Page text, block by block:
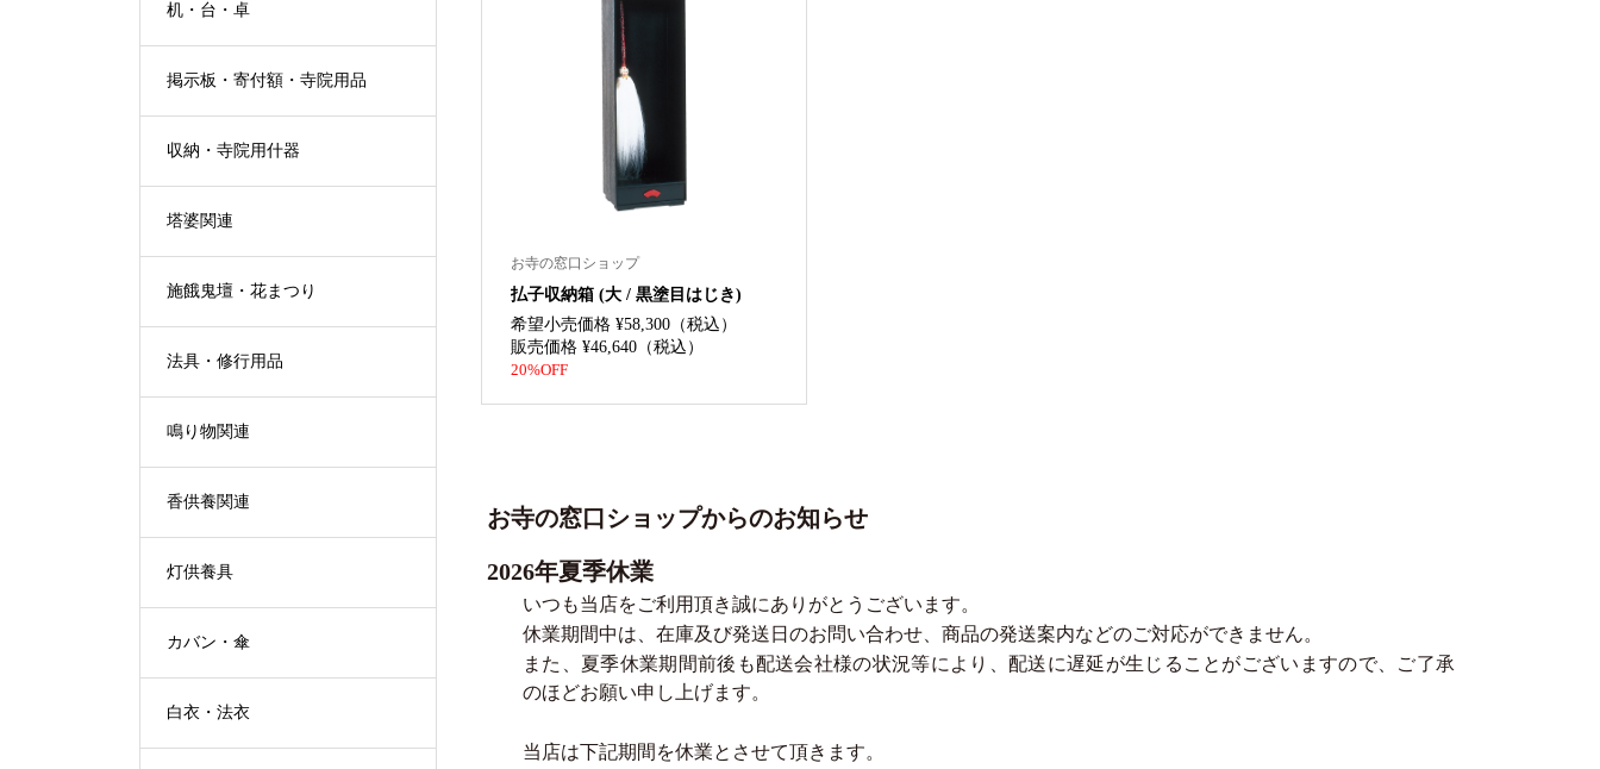
お寺の窓口ショップ
払子収納箱 (大 / 黒塗目はじき)
希望小売価格 ¥58,300（税込）
販売価格 ¥46,640（税込）
20%OFF
お寺の窓口ショップからのお知らせ
2026年夏季休業
いつも当店をご利用頂き誠にありがとうございます。
休業期間中は、在庫及び発送日のお問い合わせ、商品の発送案内などのご対応ができません。
また、夏季休業期間前後も配送会社様の状況等により、配送に遅延が生じることがございますので、ご了承
のほどお願い申し上げます。
当店は下記期間を休業とさせて頂きます。
机・台・卓
掲示板・寄付額・寺院用品
収納・寺院用什器
塔婆関連
施餓鬼壇・花まつり
法具・修行用品
鳴り物関連
香供養関連
灯供養具
カバン・傘
白衣・法衣